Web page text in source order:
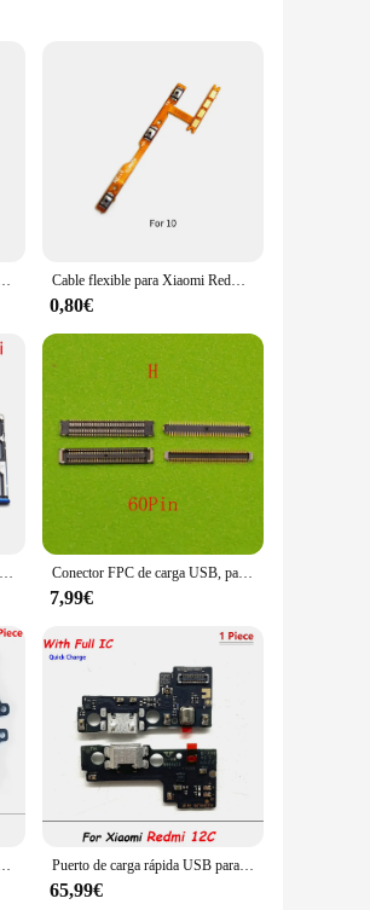
and efficient charging and
Whether you're at home, in
a versatile addition to your
your phone, transferring
and reliable option for vendors
to their customers. With the
10C 12C, módulo de cámara frontal, Cable flexible, piezas de repuesto Cable flexible para Xiaomi Redmi 10 10A 10C, botón de Control de encendido y apagado, piezas de reparación
0,80€
Nuevas bandejas de tarjeta SIM para Redmi 10A V2183A, soporte de ranura SIM, adaptador de enchufe, piezas de repuesto, negro, azul, plateado Conector FPC de carga USB, pantalla LCD para Xiaomi Redmi 10A, 10X, 9A, Note 13, 12, 11, 10, 9, 8, 7 Pro, S T, E, Poco M5, M4, C40, C3, X2, X3, 10 unidades
7,99€
4G, 5G, Redmi 10A, 10C, Note 10, 11 Pro, 10s, 11s, 20 unidades Puerto de carga rápida USB para Xiaomi Redmi 6A, 7, 8A, 9, 9A, 9C, 9T10A, 10 Prime, 10c, 12c, 13c, 10 unidades
65,99€